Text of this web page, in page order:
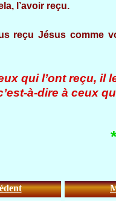
l’avoir reçu.
reçu Jésus comme
qui l’ont reçu, il
à-dire à ceux